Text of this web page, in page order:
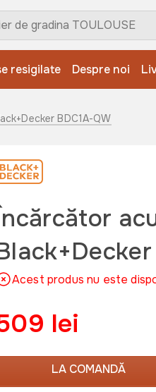
resigilate Despre noi
BDC1A-QW
Acest produs nu este
lei
LA COMANDĂ